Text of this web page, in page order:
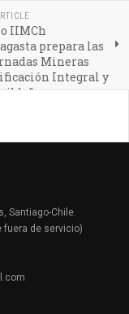
IIMCh
prepara las
Mineras
Integral y
Santiago-Chile.
fuera de servicio)